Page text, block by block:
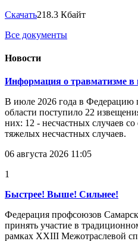
Скачать218.3 Кбайт
Все документы
Новости
Информация о травматизме в
В июле 2026 года в Федерацию
области поступило 22
них: 12 - несчастных случаев
тяжелых несчастных случаев.
06 августа 2026 11:05
1
Быстрее! Выше! Сильнее!
Федерация профсоюзов
принять участие в
рамках XXIII Межотраслевой